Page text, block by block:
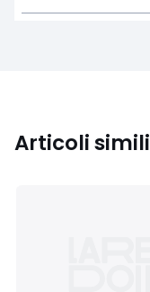
Articoli simili